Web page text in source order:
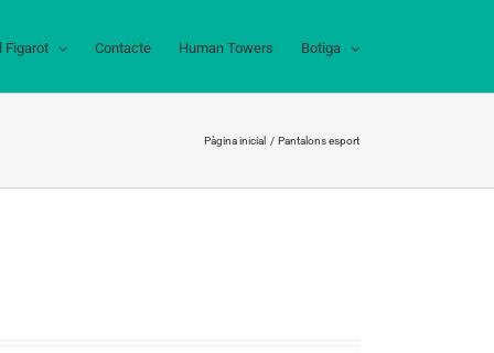
Figarot Contacte Human Towers Botiga
Pàgina inicial Pantalons esport